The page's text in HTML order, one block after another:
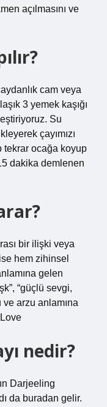
açılmasını ve
cam veya
3 yemek kaşığı
Su
çayımızı
tekrar ocağa koyup
dakika demlenen
bir ilişki veya
hem zihinsel
gelen
“güçlü sevgi,
ve arzu anlamına
nedir?
Darjeeling
da buradan gelir.